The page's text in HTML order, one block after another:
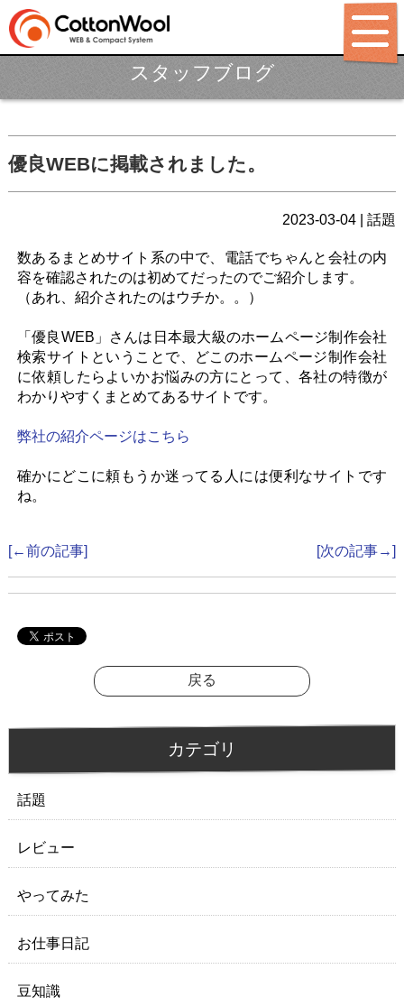
スタッフブログ
優良WEBに掲載されました。
2023-03-04 | 話題
数あるまとめサイト系の中で、電話でちゃんと会社の内
容を確認されたのは初めてだったのでご紹介します。
（あれ、紹介されたのはウチか。。）
「優良WEB」さんは日本最大級のホームページ制作会社
検索サイトということで、どこのホームページ制作会社
に依頼したらよいかお悩みの方にとって、各社の特徴が
わかりやすくまとめてあるサイトです。
弊社の紹介ページはこちら
確かにどこに頼もうか迷ってる人には便利なサイトです
ね。
[次の記事→]
[←前の記事]
戻る
カテゴリ
話題
レビュー
やってみた
お仕事日記
豆知識
サービス
パッケージ
制作実績
LABO
BLOG
会社概要
お問い合わせ